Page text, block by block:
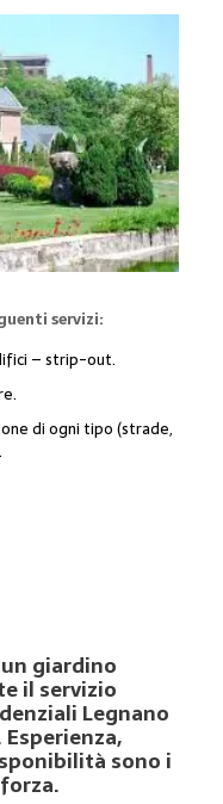
servizi:
– strip-out.
di ogni tipo (strade,
giardino
il servizio
Legnano
sono i